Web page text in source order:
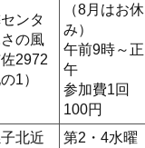
ンタ
の風
佐2972
1）
（8月はお休
み）
午前9時～正
午
参加費1回
100円
北近
第2・4水曜